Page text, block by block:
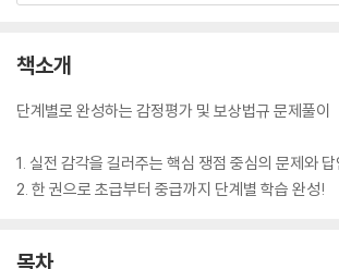
책소개
단계별로 완성하는 감정평가 및 보상법규 문제풀이
1. 실전 감각을 길러주는 핵심 쟁점 중심의 문제와
2. 한 권으로 초급부터 중급까지 단계별 학습 완성!
목차